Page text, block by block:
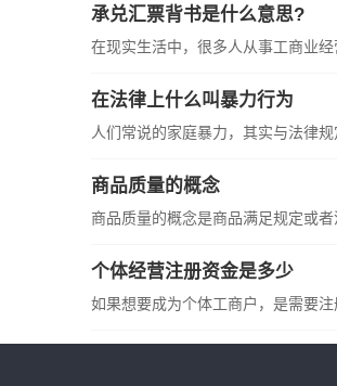
承兑汇票背书是什么意思?
在现实生活中，很多人从事工商业
在法律上什么叫暴力行为
人们常说的家庭暴力，其实与法律
商品质量的概念
商品质量的概念是商品满足规定或
个体经营注册资金是多少
如果想要成为个体工商户，是需要